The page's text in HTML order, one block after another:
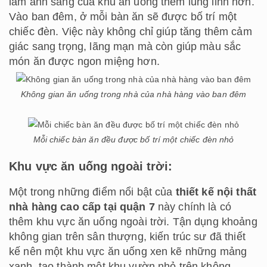
Vào ban đêm, ở mỗi bàn ăn sẽ được bố trí một
chiếc đèn. Việc này không chỉ giúp tăng thêm cảm
giác sang trọng, lãng mạn mà còn giúp màu sắc
món ăn được ngon miệng hơn.
Không gian ăn uống trong nhà của nhà hàng vào ban đêm
Mỗi chiếc bàn ăn đều được bố trí một chiếc đèn nhỏ
Khu vực ăn uống ngoài trời:
Một trong những điểm nổi bật của thiết kế nội thất
nhà hàng cao cấp tại quận 7này chính là có
thêm khu vực ăn uống ngoài trời. Tận dụng khoảng
không gian trên sân thượng, kiến trúc sư đã thiết
kế nên một khu vực ăn uống xen kẽ những mảng